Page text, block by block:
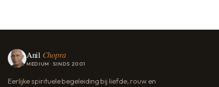
Anil Chopra
MEDIUM · SINDS 2001
Eerlijke spirituele begeleiding bij liefde, rouw en